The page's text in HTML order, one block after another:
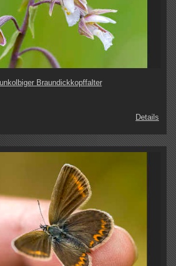
Braundickkopffalter
Details